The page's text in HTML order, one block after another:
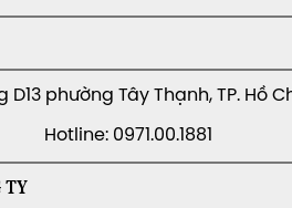
D13 phường Tây Thạnh, TP. Hồ
Hotline: 0971.00.1881
TY